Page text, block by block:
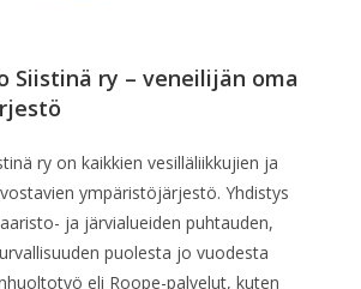
Siistinä ry – veneilijän oma
ry on kaikkien vesilläliikkujien ja
ympäristöjärjestö. Yhdistys
ja järvialueiden puhtauden,
puolesta jo vuodesta
eli Roope-palvelut, kuten